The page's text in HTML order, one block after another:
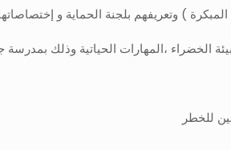
للخطر